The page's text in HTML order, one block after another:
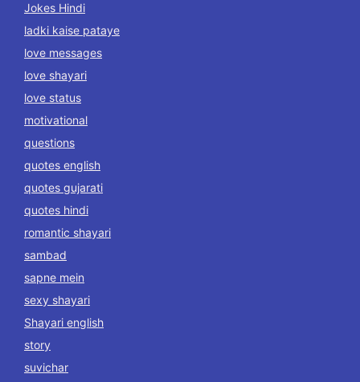
Jokes Hindi
ladki kaise pataye
love messages
love shayari
love status
motivational
questions
quotes english
quotes gujarati
quotes hindi
romantic shayari
sambad
sapne mein
sexy shayari
Shayari english
story
suvichar